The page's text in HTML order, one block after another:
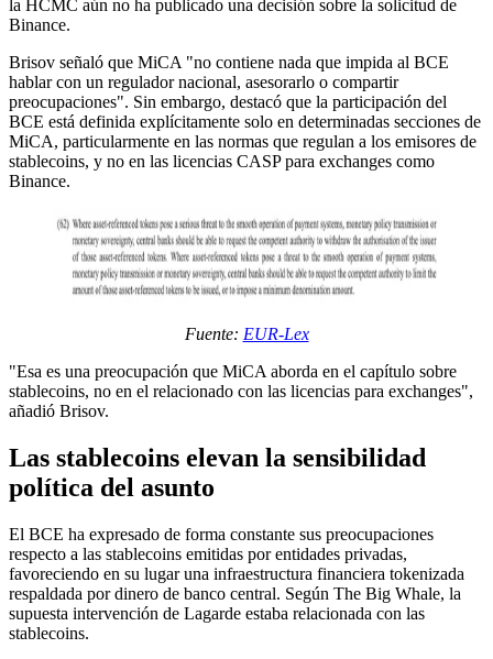
la HCMC aún no ha publicado una decisión sobre la solicitud de
Binance.
Brisov señaló que MiCA "no contiene nada que impida al BCE
hablar con un regulador nacional, asesorarlo o compartir
preocupaciones". Sin embargo, destacó que la participación del
BCE está definida explícitamente solo en determinadas secciones de
MiCA, particularmente en las normas que regulan a los emisores de
stablecoins, y no en las licencias CASP para exchanges como
Binance.
Fuente: EUR-Lex
"Esa es una preocupación que MiCA aborda en el capítulo sobre
stablecoins, no en el relacionado con las licencias para exchanges",
añadió Brisov.
Las stablecoins elevan la sensibilidad
política del asunto
El BCE ha expresado de forma constante sus preocupaciones
respecto a las stablecoins emitidas por entidades privadas,
favoreciendo en su lugar una infraestructura financiera tokenizada
respaldada por dinero de banco central. Según The Big Whale, la
supuesta intervención de Lagarde estaba relacionada con las
stablecoins.